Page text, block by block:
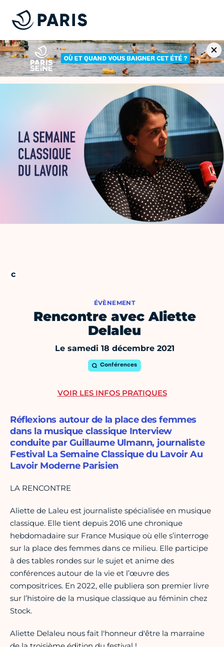
ÉVÈNEMENT
Rencontre avec Aliette
Delaleu
Le samedi 18 décembre 2021
Conférences
Réflexions autour de la place des femmes
dans la musique classique Interview
conduite par Guillaume Ulmann, journaliste
Festival La Semaine Classique du Lavoir Au
Lavoir Moderne Parisien
LA RENCONTRE
Aliette de Laleu est journaliste spécialisée en musique
classique. Elle tient depuis 2016 une chronique
hebdomadaire sur France Musique où elle s’interroge
sur la place des femmes dans ce milieu. Elle participe
à des tables rondes sur le sujet et anime des
conférences autour de la vie et l’œuvre des
compositrices. En 2022, elle publiera son premier livre
sur l’histoire de la musique classique au féminin chez
Stock.
Aliette Delaleu nous fait l'honneur d'être la marraine
VOIR LES INFOS PRATIQUES